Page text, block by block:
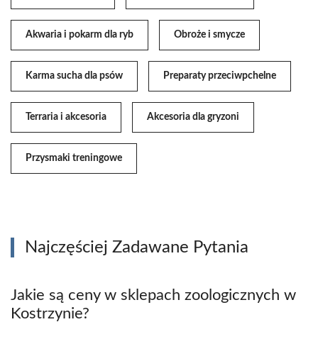
Akwaria i pokarm dla ryb Obroże i smycze
Karma sucha dla psów Preparaty przeciwpchelne
Terraria i akcesoria Akcesoria dla gryzoni
Przysmaki treningowe
Najczęściej Zadawane Pytania
Jakie są ceny w sklepach zoologicznych w
Kostrzynie?